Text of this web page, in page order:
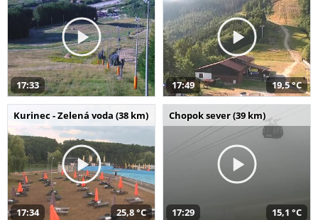
17:33 17:49 19,5 °C
Kurinec - Zelená voda (38 km)
17:34 25,8 °C
Chopok sever (39 km)
17:29 15,1 °C